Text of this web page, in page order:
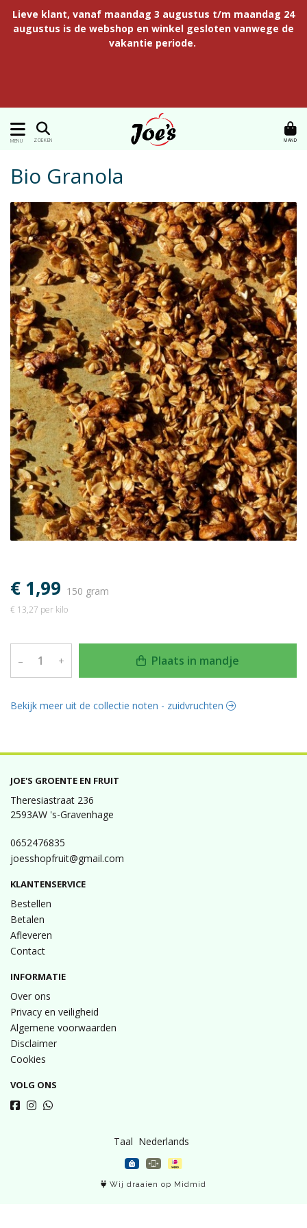
Lieve klant, vanaf maandag 3 augustus t/m maandag 24
augustus is de webshop en winkel gesloten vanwege de
vakantie periode.
MENU ZOEKEN MAND
Bio Granola
€ 1,99 150 gram
€ 13,27 per kilo
– + Plaats in mandje
Bekijk meer uit de collectie noten - zuidvruchten
JOE'S GROENTE EN FRUIT
Theresiastraat 236
2593AW 's-Gravenhage
0652476835
joesshopfruit@gmail.com
KLANTENSERVICE
Bestellen
Betalen
Afleveren
Contact
INFORMATIE
Over ons
Privacy en veiligheid
Algemene voorwaarden
Disclaimer
Cookies
VOLG ONS
Taal
Wij draaien op Midmid